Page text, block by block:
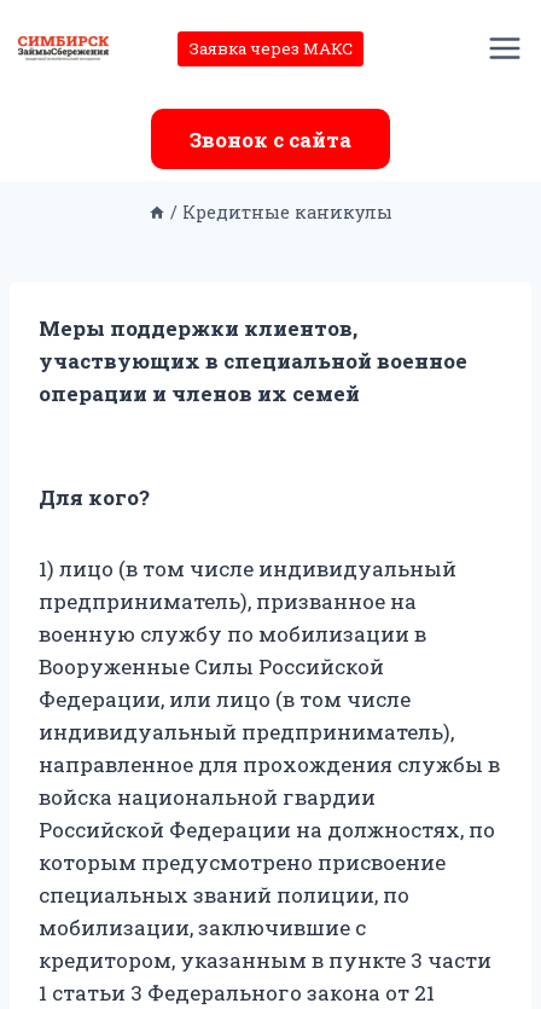
Заявка через МАКС
Звонок с сайта
/ Кредитные каникулы
Меры поддержки клиентов,
участвующих в специальной военное
операции и членов их семей
Для кого?
1) лицо (в том числе индивидуальный
предприниматель), призванное на
военную службу по мобилизации в
Вооруженные Силы Российской
Федерации, или лицо (в том числе
индивидуальный предприниматель),
направленное для прохождения службы в
войска национальной гвардии
Российской Федерации на должностях, по
которым предусмотрено присвоение
специальных званий полиции, по
мобилизации, заключившие с
кредитором, указанным в пункте 3 части
1 статьи 3 Федерального закона от 21